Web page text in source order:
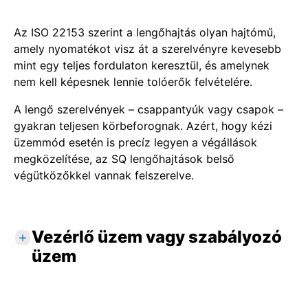
Az ISO 22153 szerint a lengőhajtás olyan hajtómű,
amely nyomatékot visz át a szerelvényre kevesebb
mint egy teljes fordulaton keresztül, és amelynek
nem kell képesnek lennie tolóerők felvételére.
A lengő szerelvények – csappantyúk vagy csapok –
gyakran teljesen körbeforognak. Azért, hogy kézi
üzemmód esetén is precíz legyen a végállások
megközelítése, az SQ lengőhajtások belső
végütközőkkel vannak felszerelve.
Vezérlő üzem vagy szabályozó
üzem